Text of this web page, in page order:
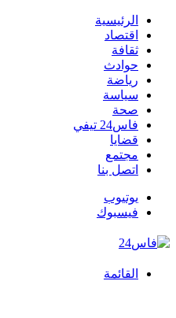
الرئيسية
اقتصاد
ثقافة
حوادث
رياضة
سياسة
صحة
فاس24 تيفي
قضايا
مجتمع
اتصل بنا
يوتيوب
فيسبوك
القائمة